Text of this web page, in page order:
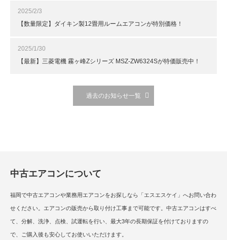
2025/2/3
【数量限定】ダイキン製12畳用ルームエアコンが特別価格！
2025/1/30
【最新】三菱電機 霧ヶ峰Zシリーズ MSZ-ZW6324Sが特価販売中！
過去のお知らせ一覧
中古エアコンについて
福岡で中古エアコンや業務用エアコンをお探しなら「エスエスケイ」へお問い合わ
せください。エアコンの販売から取り付け工事まで可能です。中古エアコンはすべ
て、分解、洗浄、点検、試運転を行い、最大3年の長期保証を付けておりますの
で、ご購入後も安心してお使いいただけます。